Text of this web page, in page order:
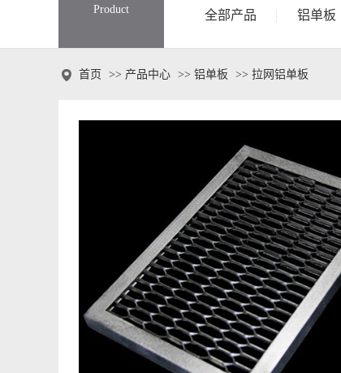
Product 全部产品 铝单板
 首页 >> 产品中心 >> 铝单板 >> 拉网铝单板